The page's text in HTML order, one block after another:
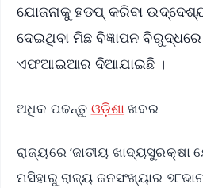
ଯୋଜନାକୁ ହଡପ୍ କରିବା
ଦେଇଥିବା ମିଛ ବିଜ୍ଞାପନ
ଏଫଆଇଆର ଦିଆଯାଇଛି ।
ଅଧିକ ପଢନ୍ତୁ ଓଡ଼ିଶା ଖବର
ରାଜ୍ୟରେ ‘ଜାତୀୟ ଖାଦ୍ୟସୁରକ୍ଷା
ମସିହାରୁ ରାଜ୍ୟ ଜନସଂଖ୍ୟାର